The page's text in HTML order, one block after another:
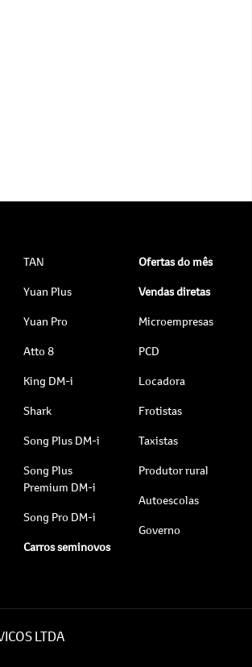
TAN
Yuan Plus
Yuan Pro
Atto 8
King DM-i
Shark
Song Plus DM-i
Song Plus
Premium DM-i
Song Pro DM-i
Carros seminovos
Ofertas do mês
Vendas diretas
Microempresas
PCD
Locadora
Frotistas
Taxistas
Produtor rural
Autoescolas
Governo
LTDA